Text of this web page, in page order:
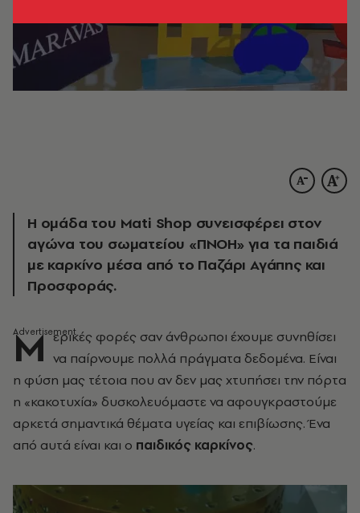
Η ομάδα του Mati Shop συνεισφέρει στον
αγώνα του σωματείου «ΠΝΟΗ» για τα παιδιά
με καρκίνο μέσα από το Παζάρι Αγάπης και
Προσφοράς.
Μ ερικές φορές σαν άνθρωποι έχουμε συνηθίσει
να παίρνουμε πολλά πράγματα δεδομένα. Είναι
η φύση μας τέτοια που αν δεν μας χτυπήσει την πόρτα
η «κακοτυχία» δυσκολευόμαστε να αφουγκραστούμε
αρκετά σημαντικά θέματα υγείας και επιβίωσης. Ένα
από αυτά είναι και ο παιδικός καρκίνος.